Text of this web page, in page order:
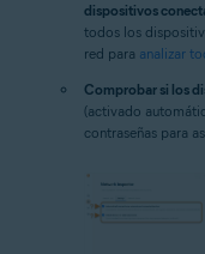
dispositivos
todos los
red para analizar
Comprobar si los
(activado
contraseñas para